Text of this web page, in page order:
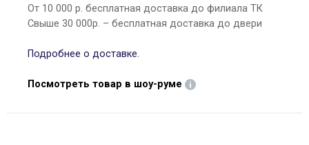
От 10 000 р. бесплатная доставка до филиала ТК
Свыше 30 000р. – бесплатная доставка до двери
Подробнее о доставке.
Посмотреть товар в шоу-руме